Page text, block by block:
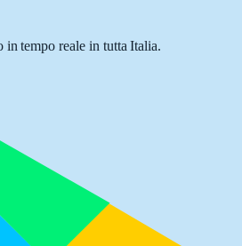
in tempo reale in tutta Italia.